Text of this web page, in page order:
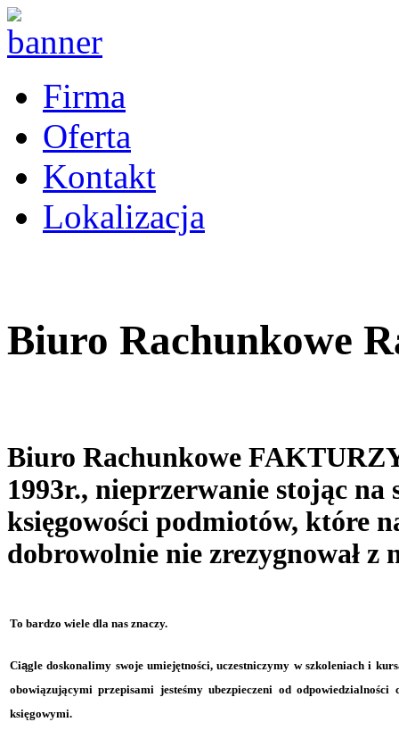
Firma
Oferta
Kontakt
Lokalizacja
Biuro Rachunkowe
Biuro Rachunkowe
1993r., nieprzerwanie stojąc
księgowości podmiotów, które
dobrowolnie nie zrezygnował z
To bardzo wiele dla nas znaczy.
Ciągle doskonalimy swoje umiejętności, uczestniczymy w szkoleniach i
obowiązującymi przepisami jesteśmy ubezpieczeni od
księgowymi.